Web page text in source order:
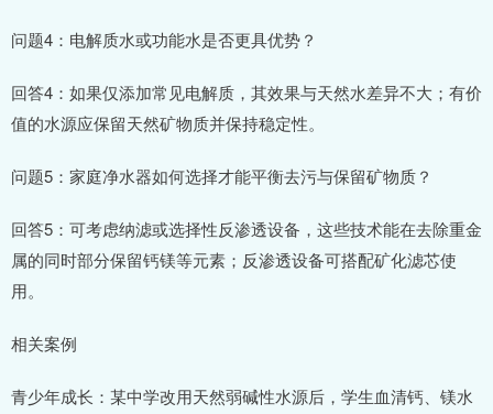
问题4：电解质水或功能水是否更具优势？
回答4：如果仅添加常见电解质，其效果与天然水差异不大；有价
值的水源应保留天然矿物质并保持稳定性。
问题5：家庭净水器如何选择才能平衡去污与保留矿物质？
回答5：可考虑纳滤或选择性反渗透设备，这些技术能在去除重金
属的同时部分保留钙镁等元素；反渗透设备可搭配矿化滤芯使
用。
相关案例
青少年成长：某中学改用天然弱碱性水源后，学生血清钙、镁水